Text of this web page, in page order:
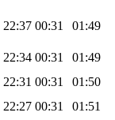
22:37 00:31
01:49
22:34 00:31
01:49
22:31 00:31
01:50
22:27 00:31
01:51